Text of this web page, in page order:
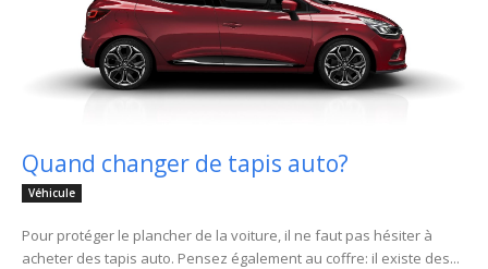
Quand changer de tapis auto?
Véhicule
Pour protéger le plancher de la voiture, il ne faut pas hésiter à
acheter des tapis auto. Pensez également au coffre: il existe des...